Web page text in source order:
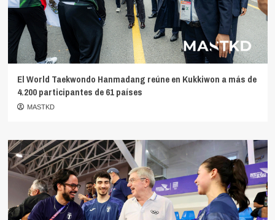
El World Taekwondo Hanmadang reúne en Kukkiwon a más de
4.200 participantes de 61 países
MASTKD